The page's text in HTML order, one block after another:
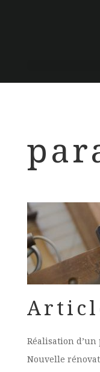
Réalisation d’un
Nouvelle